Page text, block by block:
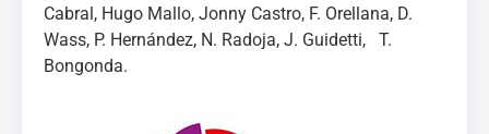
Cabral, Hugo Mallo, Jonny Castro, F. Orellana, D.
Wass, P. Hernández, N. Radoja, J. Guidetti, T.
Bongonda.